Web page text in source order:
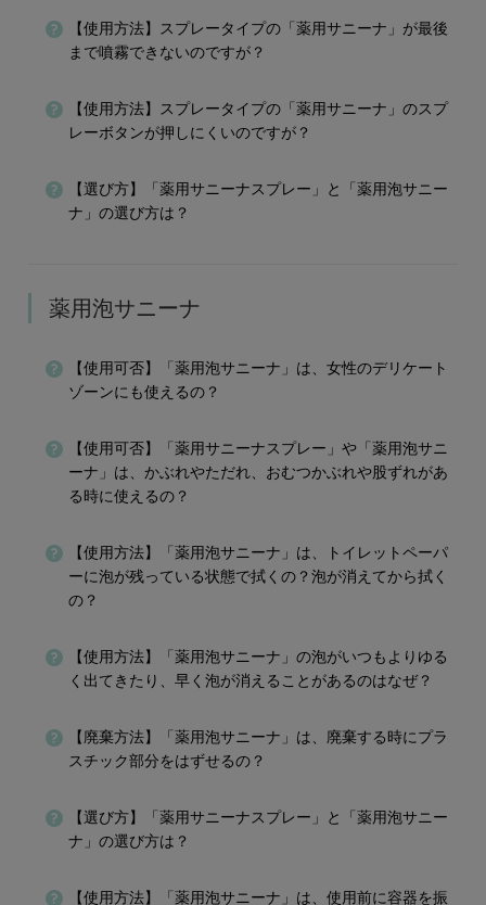
【使用方法】スプレータイプの「薬用サニーナ」が最後
まで噴霧できないのですが？
【使用方法】スプレータイプの「薬用サニーナ」のスプ
レーボタンが押しにくいのですが？
【選び方】「薬用サニーナスプレー」と「薬用泡サニー
ナ」の選び方は？
薬用泡サニーナ
【使用可否】「薬用泡サニーナ」は、女性のデリケート
ゾーンにも使えるの？
【使用可否】「薬用サニーナスプレー」や「薬用泡サニ
ーナ」は、かぶれやただれ、おむつかぶれや股ずれがあ
る時に使えるの？
【使用方法】「薬用泡サニーナ」は、トイレットペーパ
ーに泡が残っている状態で拭くの？泡が消えてから拭く
の？
【使用方法】「薬用泡サニーナ」の泡がいつもよりゆる
く出てきたり、早く泡が消えることがあるのはなぜ？
【廃棄方法】「薬用泡サニーナ」は、廃棄する時にプラ
スチック部分をはずせるの？
【選び方】「薬用サニーナスプレー」と「薬用泡サニー
ナ」の選び方は？
【使用方法】「薬用泡サニーナ」は、使用前に容器を振